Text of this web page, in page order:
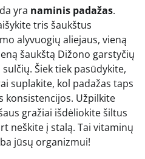
yra naminis padažas.
tris šaukštus
alyvuogių aliejaus, vieną
šaukštą Dižono garstyčių
Šiek tiek pasūdykite,
suplakite, kol padažas taps
konsistencijos. Užpilkite
gražiai išdėliokite šiltus
neškite į stalą. Tai vitaminų
jūsų organizmui!